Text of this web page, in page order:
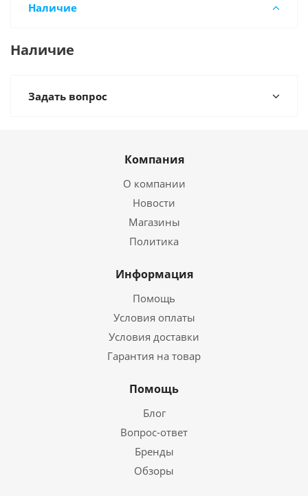
Наличие
Наличие
Задать вопрос
Компания
О компании
Новости
Магазины
Политика
Информация
Помощь
Условия оплаты
Условия доставки
Гарантия на товар
Помощь
Блог
Вопрос-ответ
Бренды
Обзоры